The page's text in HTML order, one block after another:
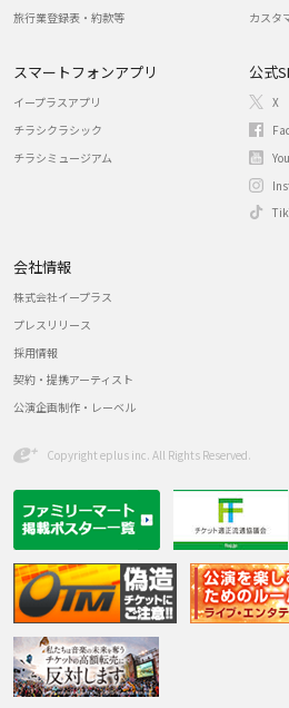
旅行業登録表・約款等
カスタ
スマートフォンアプリ
イープラスアプリ
チラシクラシック
チラシミュージアム
公式
X
会社情報
株式会社イープラス
プレスリリース
採用情報
契約・提携アーティスト
公演企画制作・レーベル
Copyright eplus inc. All Rights Reserved.